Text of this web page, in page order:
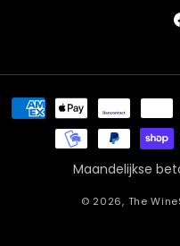
Betaalmethoden
Maandelijkse
© 2026, The